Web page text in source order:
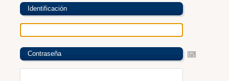
Identificación
Contraseña